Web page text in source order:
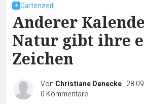
Gartenzeit
Anderer
Natur gibt ihre
Zeichen
Von Christiane Denecke|
0 Kommentare